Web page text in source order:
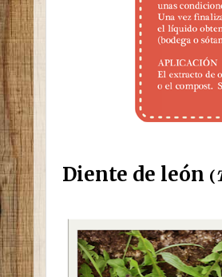
Diente de león (